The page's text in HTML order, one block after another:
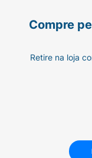
Compre
Retire na loja